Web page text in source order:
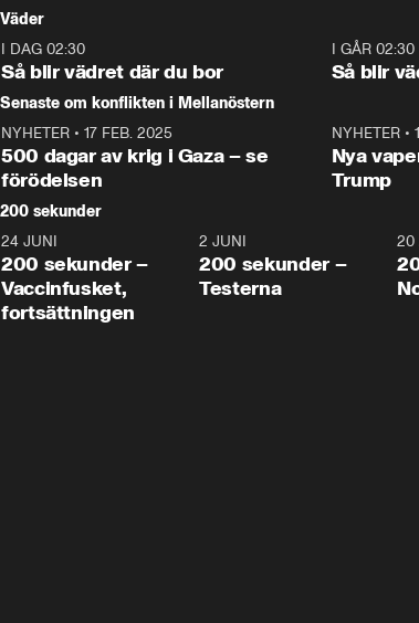
tonårsutvisningarna och hur
Moderaterna ska locka
väljare till valet i höst.
Väder
I DAG 02:30
Så blir vädret där du bor
I GÅR 02:30
Så blir
Senaste om konflikten i Mellanöstern
NYHETER • 17 FEB. 2025
500 dagar av krig i Gaza – se
förödelsen
NYHETER•
Nya
Trump
200 sekunder
5:00
24 JUNI
200 sekunder –
Vaccinfusket,
fortsättningen
4:23
2 JUNI
200 sekunder –
Testerna
20